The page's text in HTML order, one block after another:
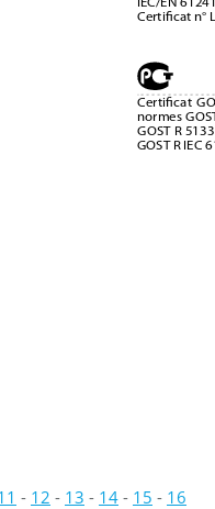
Certiﬁcat n°
Certiﬁcat
normes
GOST R
GOST R IEC
- 12 - 13 - 14 - 15 - 16